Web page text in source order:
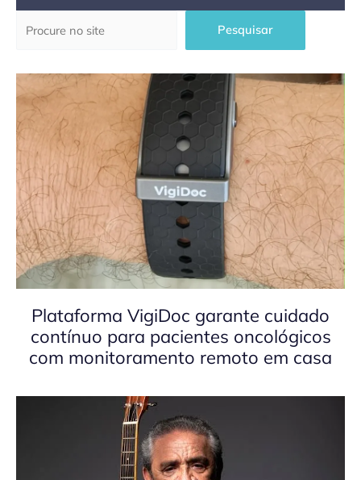
Pesquisar
Plataforma VigiDoc garante cuidado
contínuo para pacientes oncológicos
com monitoramento remoto em casa